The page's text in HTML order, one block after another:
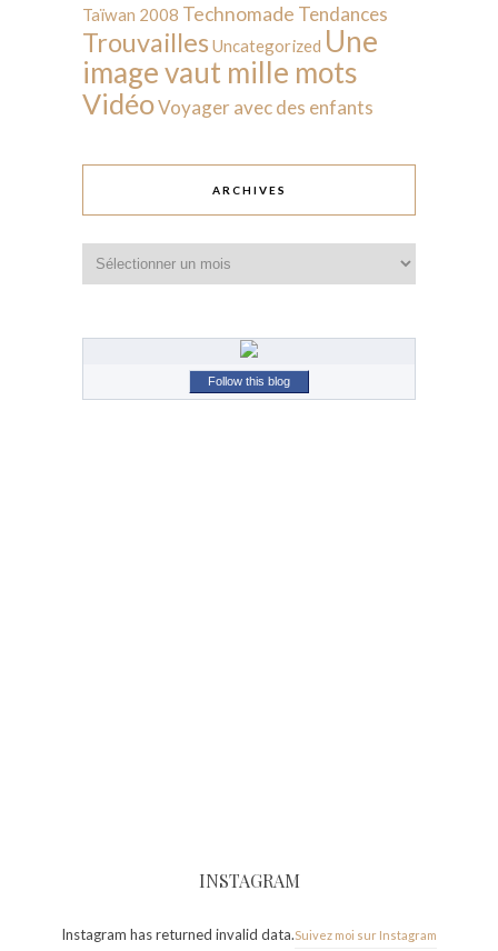
Taïwan 2008 Technomade Tendances
Trouvailles Uncategorized Une
image vaut mille mots
VidéoVoyager avec des enfants
ARCHIVES
Follow this blog
INSTAGRAM
Instagram has returned invalid data.Suivez moi sur Instagram